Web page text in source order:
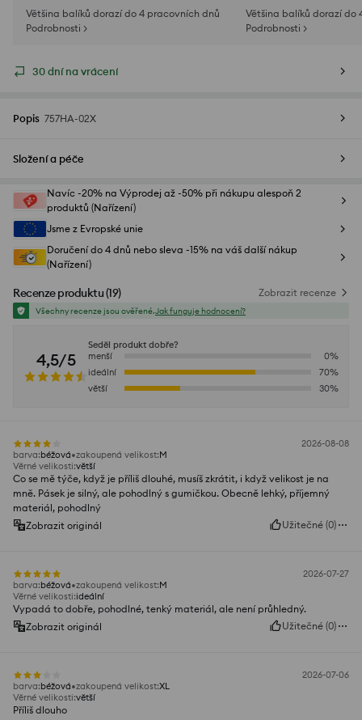
Většina balíků dorazí do 4 pracovních dnů
Podrobnosti >
Většina balíků dorazí do
Podrobnosti >
30 dní na vrácení
Popis 757HA-02X
Složení a péče
Navíc -20% na Výprodej až -50% při nákupu alespoň 2
produktů (Nařízení)
Jsme z Evropské unie
Doručení do 4 dnů nebo sleva -15% na váš další nákup
(Nařízení)
Recenze produktu(19) Zobrazit recenze
Všechny recenze jsou ověřené.Jak funguje hodnocení?
4,5/5
Seděl produkt dobře?
menší
0%
ideální
70%
větší
30%
2026-08-08
barva:béžová zakoupená velikost:M
Věrné velikosti:větší
Co se mě týče, když je příliš dlouhé, musíš zkrátit, i když velikost je na
mně. Pásek je silný, ale pohodlný s gumičkou. Obecně lehký, příjemný
materiál, pohodlný
Zobrazit originál
Užitečné (0)
2026-07-27
barva:béžová zakoupená velikost:M
Věrné velikosti:ideální
Vypadá to dobře, pohodlné, tenký materiál, ale není průhledný.
Zobrazit originál
Užitečné (0)
2026-07-06
barva:béžová zakoupená velikost:XL
Věrné velikosti:větší
Příliš dlouho